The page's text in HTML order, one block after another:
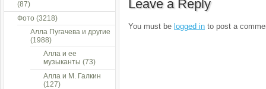
Leave a Reply
You must be logged in to post a
(87)
Фото (3218)
Алла Пугачева и другие
(1988)
Алла и ее
музыканты (73)
Алла и М. Галкин
(127)